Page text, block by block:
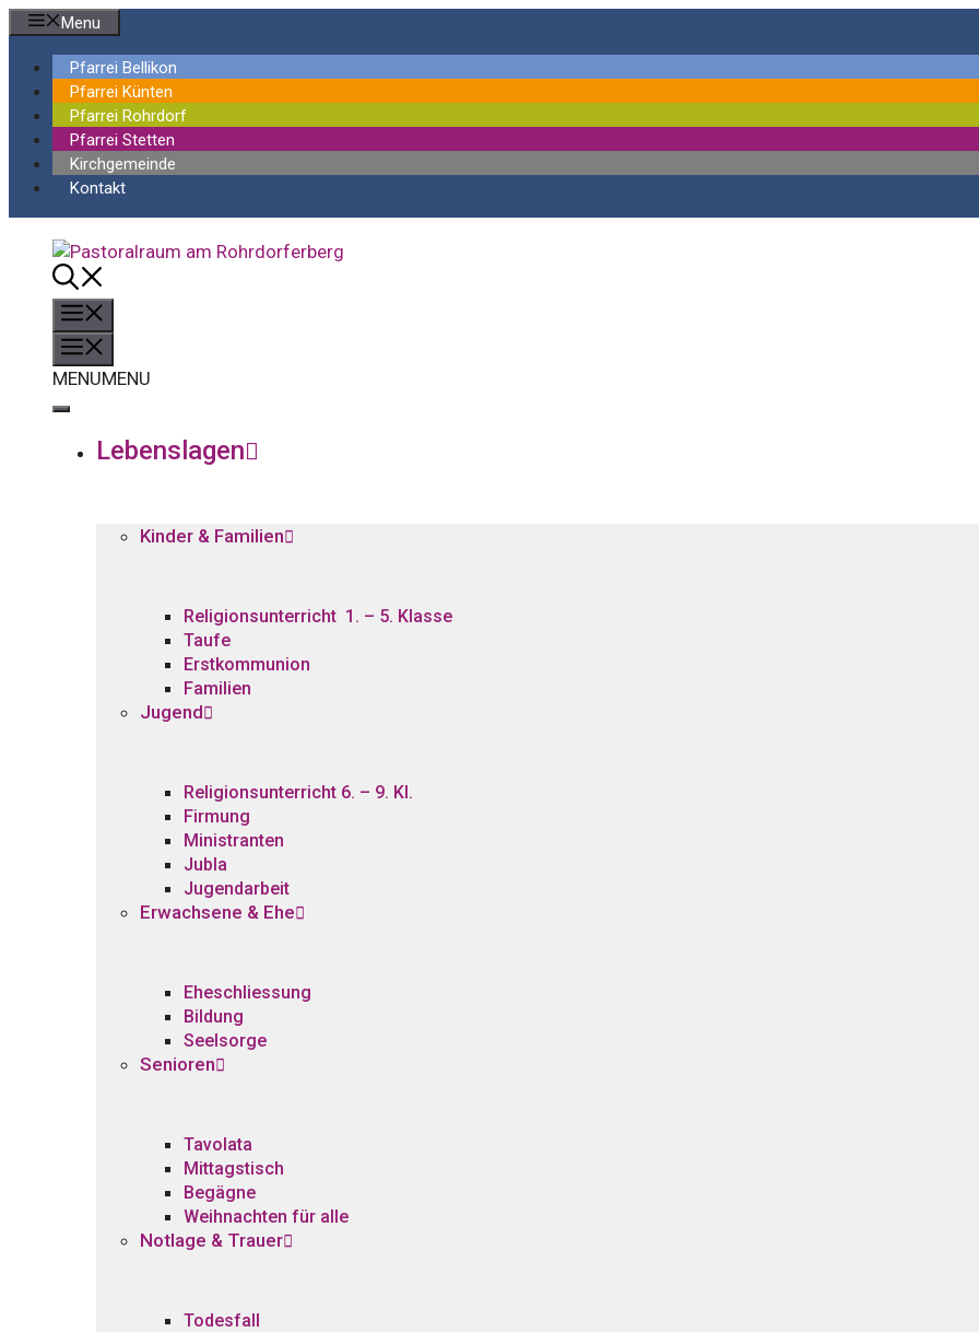
Springe
Inhalt
Menu
Pfarrei Bellikon
Pfarrei Künten
Pfarrei Rohrdorf
Pfarrei Stetten
Kirchgemeinde
Kontakt
MENUMENU
Lebenslagen
Kinder & Familien
Religionsunterricht 1. – 5. Klasse
Taufe
Erstkommunion
Familien
Jugend
Religionsunterricht 6. – 9. Kl.
Firmung
Ministranten
Jubla
Jugendarbeit
Erwachsene & Ehe
Eheschliessung
Bildung
Seelsorge
Senioren
Tavolata
Mittagstisch
Begägne
Weihnachten für alle
Notlage & Trauer
Todesfall